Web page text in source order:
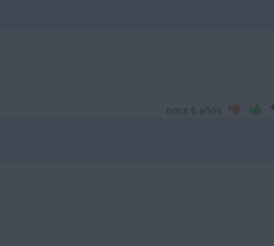
hace 6 años